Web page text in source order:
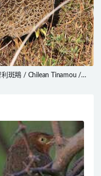
利斑䳍 / Chilean Tinamou /